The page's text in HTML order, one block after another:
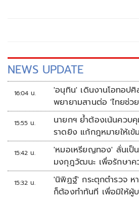
NEWS UPDATE
16:04 น.
'อนุทิน' เดินงานโอทอป
พยายามสานต่อ 'ไทยช่ว
15:55 น.
นายกฯ ย้ำต้องเน้นควบ
ราดยิง แก้กฎหมายให้เ
เพิ่ม
15:42 น.
'หมอเหรียญทอง' ลั่นเป็
มงกุฎวัฒนะ เพื่อรักษา
ภายในรพ.
15:32 น.
'นิพิฏฐ์' กระตุกตำรวจ ห
ก็ต้องทำทันที เพื่อมิให้ผู้